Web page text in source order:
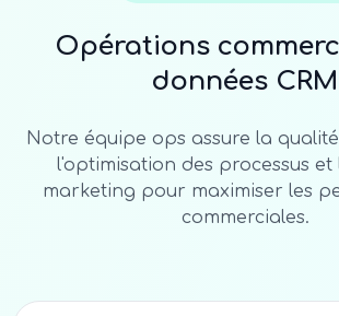
Opérations
données CRM
Notre équipe ops assure la
l'optimisation des processus
marketing pour maximiser les
commerciales.